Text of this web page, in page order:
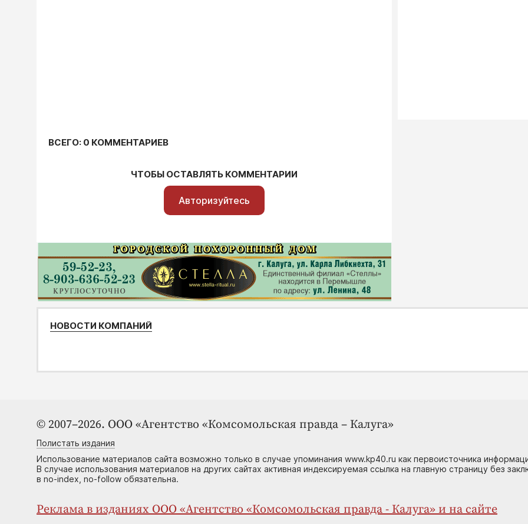
ВСЕГО: 0 КОММЕНТАРИЕВ
ЧТОБЫ ОСТАВЛЯТЬ КОММЕНТАРИИ
Авторизуйтесь
НОВОСТИ КОМПАНИЙ
© 2007–2026. ООО «Агентство «Комсомольская правда – Калуга»
Полистать издания
Использование материалов сайта возможно только в случае упоминания www.kp40.ru как первоисточника
В случае использования материалов на других сайтах активная индексируемая ссылка на главную страницу без
в no-index, no-follow обязательна.
Реклама в изданиях ООО «Агентство «Комсомольская правда - Калуга» и на сайте